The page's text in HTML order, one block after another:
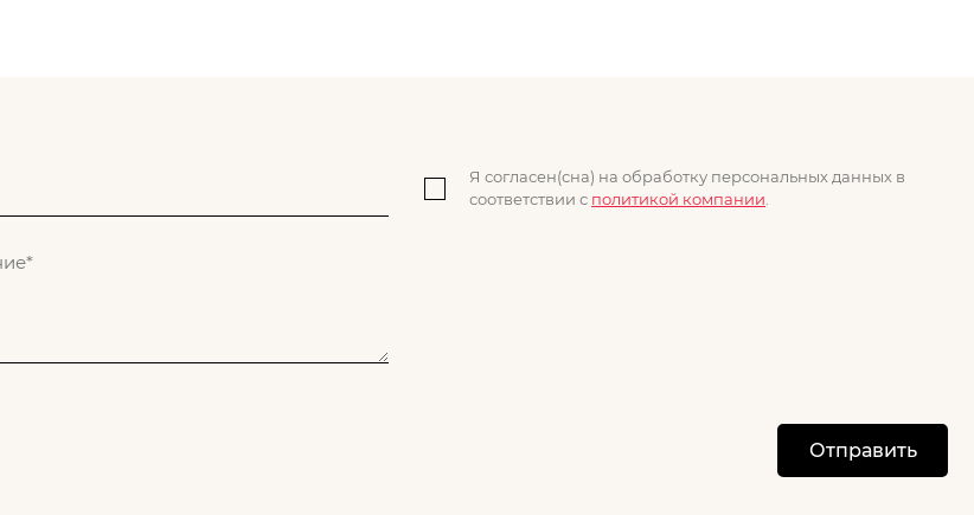
Я согласен(сна) на обработку персональных данных в
соответствии с политикой компании.
Отправить